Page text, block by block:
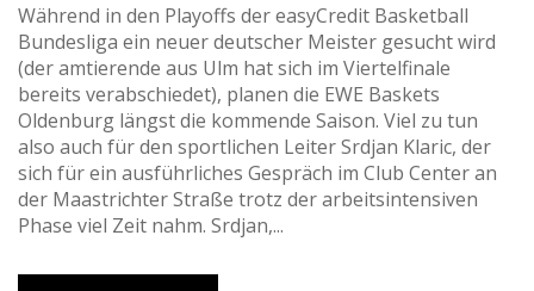
Während in den Playoffs der easyCredit Basketball
Bundesliga ein neuer deutscher Meister gesucht wird
(der amtierende aus Ulm hat sich im Viertelfinale
bereits verabschiedet), planen die EWE Baskets
Oldenburg längst die kommende Saison. Viel zu tun
also auch für den sportlichen Leiter Srdjan Klaric, der
sich für ein ausführliches Gespräch im Club Center an
der Maastrichter Straße trotz der arbeitsintensiven
Phase viel Zeit nahm. Srdjan,...